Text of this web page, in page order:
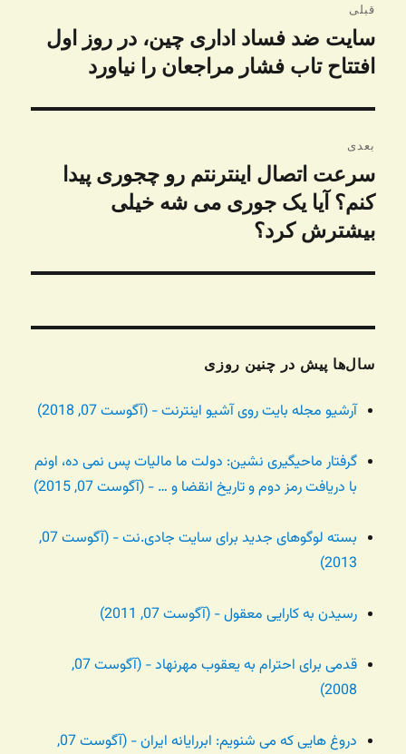
نوشته
قبلی
نوشته
قبلی:
سایت ضد فساد اداری چین، در روز اول
افتتاح تاب فشار مراجعان را نیاورد
بعدی
نوشته
بعدی:
سرعت اتصال اینترنتم رو چجوری پیدا
کنم؟‌ آیا یک جوری می شه خیلی
بیشترش کرد؟
سال‌ها پیش در چنین روزی
آرشیو مجله بایت روی آشیو اینترنت - (آگوست 07, 2018)
گرفتار ماحیگیری نشین: دولت ما مالیات پس نمی ده، اونم
با دریافت رمز دوم و تاریخ انقضا و … - (آگوست 07, 2015)
بسته لوگوهای جدید برای سایت جادی.نت - (آگوست 07,
2013)
رسیدن به کارایی معقول - (آگوست 07, 2011)
قدمی برای احترام به یعقوب مهرنهاد - (آگوست 07,
2008)
دروغ هایی که می شنویم: ابررایانه ایران - (آگوست 07,